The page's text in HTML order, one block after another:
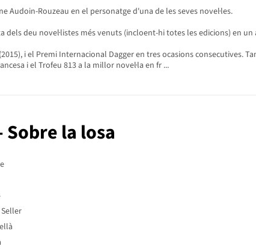
Audoin-Rouzeau en el personatge d'una de les seves novel·les.
dels deu novel·listes més venuts (incloent-hi totes les edicions) en
i el Premi Internacional Dagger en tres ocasions consecutives.
i el Trofeu 813 a la millor novel·la en fr ...
la losa